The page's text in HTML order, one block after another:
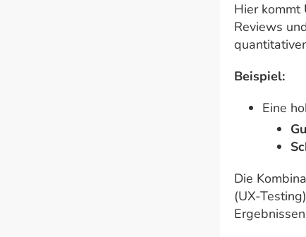
Hier kommt
Reviews
Beispiel:
Eine
Die
(UX-